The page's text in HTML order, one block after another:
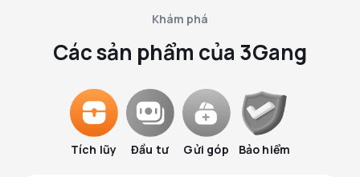
Khám phá
Các sản phẩm của 3Gang
Tích lũy Đầu tư Gửi góp Bảo hiểm